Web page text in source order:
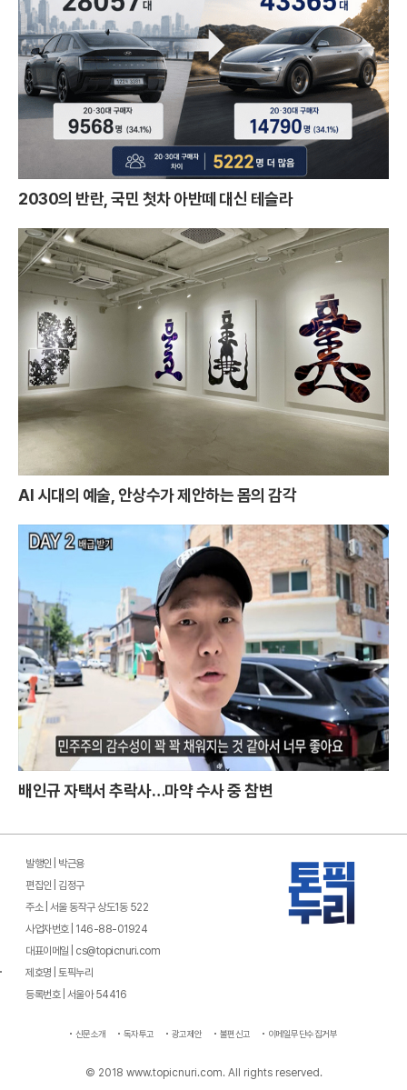
2030의 반란, 국민 첫차 아반떼 대신 테슬라
AI 시대의 예술, 안상수가 제안하는 몸의 감각
배인규 자택서 추락사…마약 수사 중 참변
발행인 | 박근용
편집인 | 김정구
주소 | 서울 동작구 상도1동 522
사업자번호 | 146-88-01924
대표이메일 | cs@topicnuri.com
제호명 | 토픽누리
등록번호 | 서울아 54416
신문소개 독자투고 광고제안 불편신고 이메일무단수집거부
© 2018 www.topicnuri.com. All rights reserved.